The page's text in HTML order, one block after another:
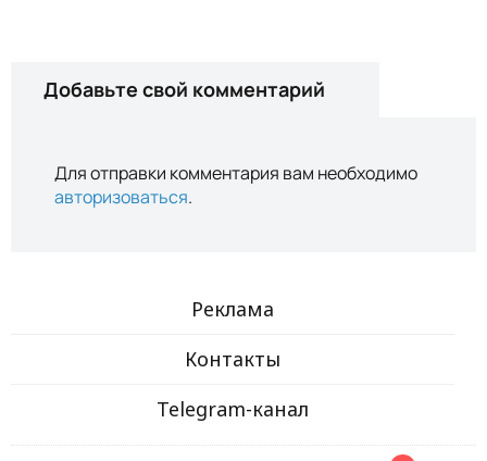
Добавьте свой комментарий
Для отправки комментария вам необходимо
авторизоваться.
Реклама
Контакты
Telegram-канал